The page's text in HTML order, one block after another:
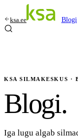
ksa.ee Blogi
KSA SILMAKESKUS ·
Blogi.
Iga lugu algab